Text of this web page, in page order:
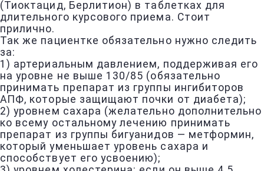
(Тиоктацид, Берлитион) в таблетках для
длительного курсового приема. Стоит
прилично.
Так же пациентке обязательно нужно следить
за:
1) артериальным давлением, поддерживая его
на уровне не выше 130/85 (обязательно
принимать препарат из группы ингибиторов
АПФ, которые защищают почки от диабета);
2) уровнем сахара (желательно дополнительно
ко всему остальному лечению принимать
препарат из группы бигуанидов — метформин,
который уменьшает уровень сахара и
способствует его усвоению);